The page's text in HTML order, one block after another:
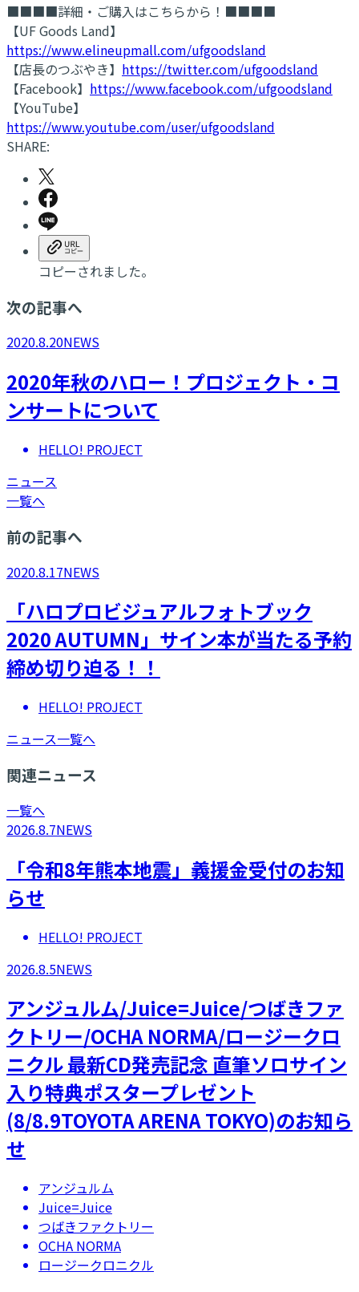
■■■■詳細・ご購入はこちらから！■■■■
【UF Goods Land】
https://www.elineupmall.com/ufgoodsland
【店長のつぶやき】 https://twitter.com/ufgoodsland
【Facebook】 https://www.facebook.com/ufgoodsland
【YouTube】
https://www.youtube.com/user/ufgoodsland
SHARE:
コピーされました。
次の記事へ
2020.8.20NEWS
2020年秋のハロー！プロジェクト・コ
ンサートについて
HELLO! PROJECT
ニュース
一覧へ
前の記事へ
2020.8.17NEWS
「ハロプロビジュアルフォトブック
2020 AUTUMN」サイン本が当たる予約
締め切り迫る！！
HELLO! PROJECT
ニュース一覧へ
関連ニュース
一覧へ
2026.8.7NEWS
「令和8年熊本地震」義援金受付のお知
らせ
HELLO! PROJECT
2026.8.5NEWS
アンジュルム/Juice=Juice/つばきファ
クトリー/OCHA NORMA/ロージークロ
ニクル 最新CD発売記念 直筆ソロサイン
入り特典ポスタープレゼント
(8/8.9TOYOTA ARENA TOKYO)のお知ら
せ
アンジュルム
Juice=Juice
つばきファクトリー
OCHA NORMA
ロージークロニクル